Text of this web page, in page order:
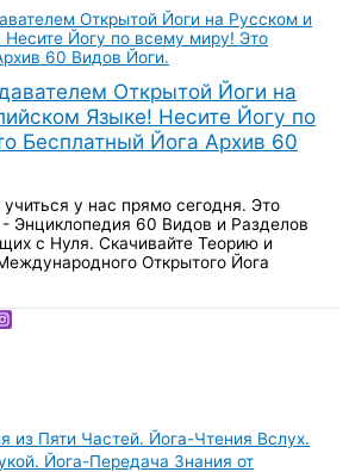
Открытой Йоги на
Языке! Несите Йогу по
Бесплатный Йога Архив 60
у нас прямо сегодня. Это
Энциклопедия 60 Видов и Разделов
с Нуля. Скачивайте Теорию и
Открытого Йога
из Пяти Частей. Йога-Чтения Вслух.
Йога-Передача Знания от